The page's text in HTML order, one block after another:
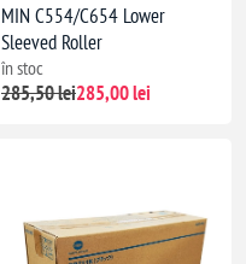
MIN C554/C654 Lower
Sleeved Roller
în stoc
285,50 lei285,00 lei